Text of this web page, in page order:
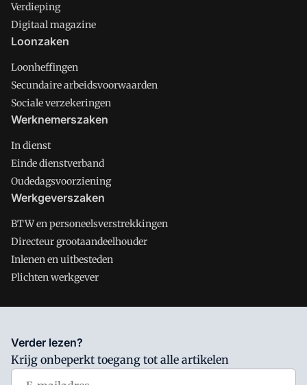
Verdieping
Digitaal magazine
Loonzaken
Loonheffingen
Secundaire arbeidsvoorwaarden
Sociale verzekeringen
Werknemerszaken
In dienst
Einde dienstverband
Oudedagsvoorziening
Werkgeverszaken
BTW en personeelsverstrekkingen
Directeur grootaandeelhouder
Inlenen en uitbesteden
Plichten werkgever
Salarisnet is onderdeel van VMN media. Lees in
waar VMN media voor staat. Op gebruik van deze site zijn de
volgende regelingen van toepassing:Algemene Voorwaarden
Verder lezen?
Krijg onbeperkt toegang tot alle artikelen